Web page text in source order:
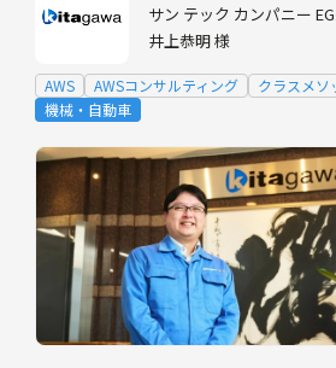
サン テック カンパニー
井上恭明 様
AWS AWSコンサルティング
クラスメソ
機械・自動車